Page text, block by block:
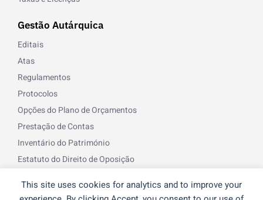
This site uses cookies for analytics and to improve your
Gestão Autárquica
Editais
Atas
Regulamentos
Protocolos
Opções do Plano de Orçamentos
Prestação de Contas
Inventário do Património
Estatuto do Direito de Oposição
Recursos Humanos